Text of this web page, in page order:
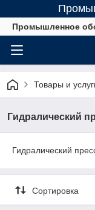
Промышленное
Товары и
Гидралический
Гидралический
Сортировка